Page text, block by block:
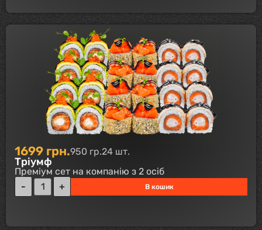
1699 грн.950 гр.24 шт.
Тріумф
Преміум сет на компанію з 2 осіб
В кошик